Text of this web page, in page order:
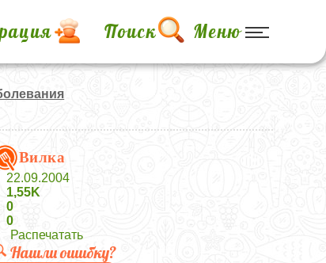
Поиск Меню
Вилка
22.09.2004
1,55K
0
0
Распечатать
Нашли ошибку?